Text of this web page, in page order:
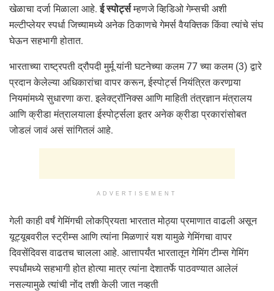
खेळाचा दर्जा मिळाला आहे. ई स्पोर्ट्सम्हणजे व्हिडिओ गेम्सची अशी
मल्टीप्लेयर स्पर्धा जिच्यामध्ये अनेक ठिकाणचे गेमर्स वैयक्तिक किंवा त्यांचे संघ
घेऊन सहभागी होतात.
भारताच्या राष्ट्रपती द्रौपदी मुर्मू यांनी घटनेच्या कलम 77 च्या कलम (3) द्वारे
प्रदान केलेल्या अधिकारांचा वापर करून, ईस्पोर्ट्स नियंत्रित करणार्‍या
नियमांमध्ये सुधारणा करा. इलेक्ट्रॉनिक्स आणि माहिती तंत्रज्ञान मंत्रालय
आणि क्रीडा मंत्रालयाला ईस्पोर्ट्सला इतर अनेक क्रीडा प्रकारांसोबत
जोडलं जावं असं सांगितलं आहे.
ADVERTISEMENT
गेली काही वर्षं गेमिंगची लोकप्रियता भारतात मोठ्या प्रमाणात वाढली असून
यूट्यूबवरील स्ट्रीम्स आणि त्यांना मिळणारं यश यामुळे गेमिंगचा वापर
दिवसेंदिवस वाढतच चालला आहे. आत्तापर्यंत भारतातून गेमिंग टीम्स गेमिंग
स्पर्धांमध्ये सहभागी होत होत्या मात्र त्यांना देशातर्फे पाठवण्यात आलेलं
नसल्यामुळे त्यांची नोंद तशी केली जात नव्हती